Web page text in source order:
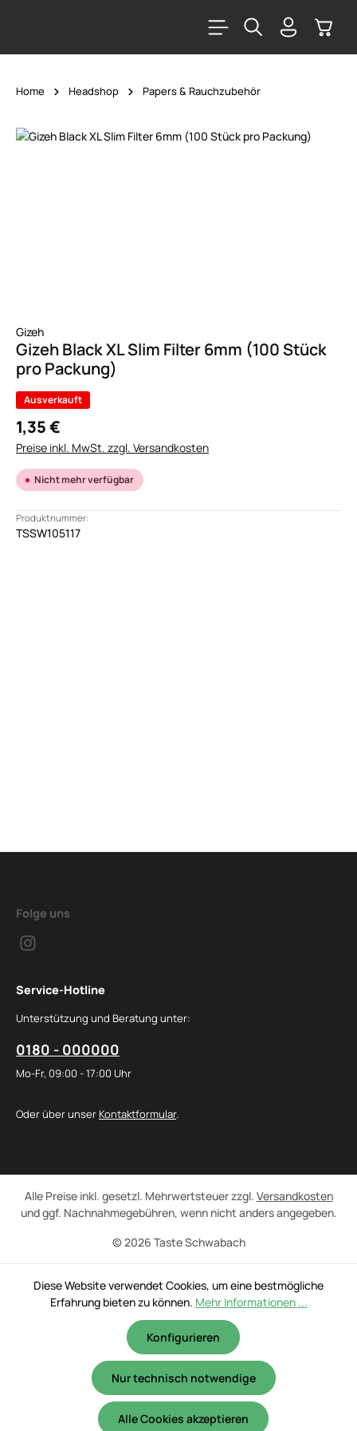
Home Headshop Papers & Rauchzubehör
Bildergalerie überspringen
Gizeh
Gizeh Black XL Slim Filter 6mm (100 Stück
pro Packung)
Ausverkauft
1,35 €
Preise inkl. MwSt. zzgl. Versandkosten
Nicht mehr verfügbar
Produktnummer:
TSSW105117
Folge uns
Service-Hotline
Unterstützung und Beratung unter:
0180 - 000000
Mo-Fr, 09:00 - 17:00 Uhr
Oder über unser Kontaktformular.
© 2026 Taste Schwabach
Alle Preise inkl. gesetzl. Mehrwertsteuer zzgl. Versandkosten
und ggf. Nachnahmegebühren, wenn nicht anders angegeben.
Diese Website verwendet Cookies, um eine bestmögliche
Erfahrung bieten zu können. Mehr Informationen ...
Nur technisch notwendige
Konfigurieren
Alle Cookies akzeptieren